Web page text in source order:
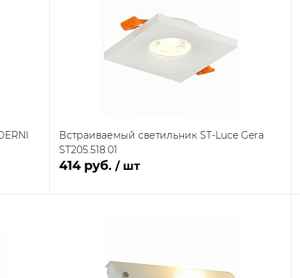
Встраиваемый светильник ST-Luce Gera
ST205.518.01
414 руб. / шт